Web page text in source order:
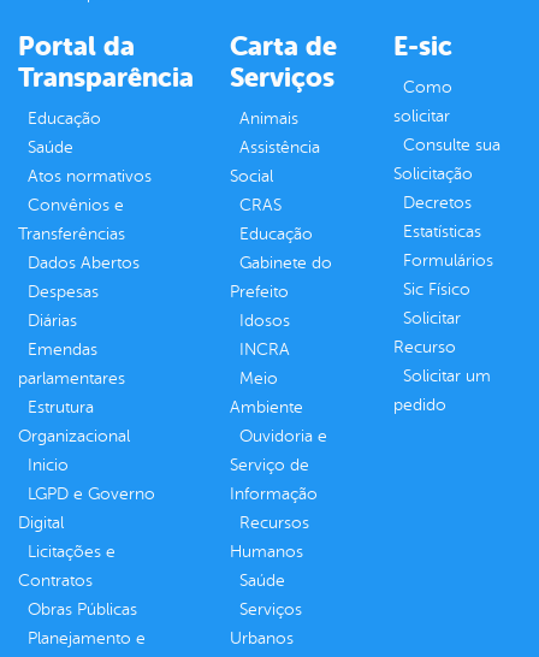
Portal da
Transparência
Educação
Saúde
Atos normativos
Convênios e
Transferências
Dados Abertos
Despesas
Diárias
Emendas
parlamentares
Estrutura
Organizacional
Inicio
LGPD e Governo
Digital
Licitações e
Contratos
Obras Públicas
Planejamento e
Carta de
Serviços
Animais
Assistência
Social
CRAS
Educação
Gabinete do
Prefeito
Idosos
INCRA
Meio
Ambiente
Ouvidoria e
Serviço de
Informação
Recursos
Humanos
Saúde
Serviços
Urbanos
E-sic
Como
solicitar
Consulte sua
Solicitação
Decretos
Estatísticas
Formulários
Sic Físico
Solicitar
Recurso
Solicitar um
pedido